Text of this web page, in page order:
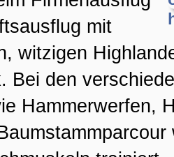
Schweiz
mit
witzigen
Bei den
Hammerwerfen,